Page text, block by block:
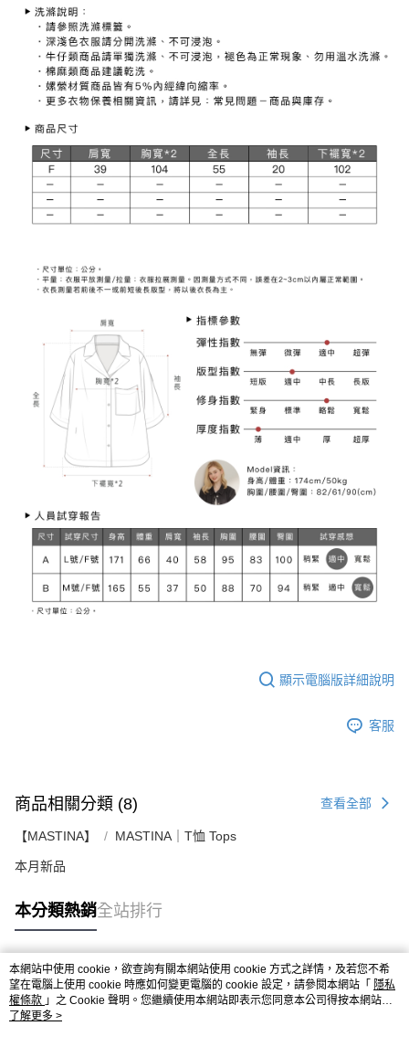
顯示電腦版詳細說明
客服
商品相關分類 (8) 查看全部
【MASTINA】 MASTINA｜T恤 Tops
本月新品
本分類熱銷全站排行
熱門標籤
本網站中使用 cookie，欲查詢有關本網站使用 cookie 方式之詳情，及若您不希
望在電腦上使用 cookie 時應如何變更電腦的 cookie 設定，請參閱本網站「 隱私
權條款 」之 Cookie 聲明。您繼續使用本網站即表示您同意本公司得按本網站使
用條款之 Cookie 聲明使用 cookie。
了解更多 >